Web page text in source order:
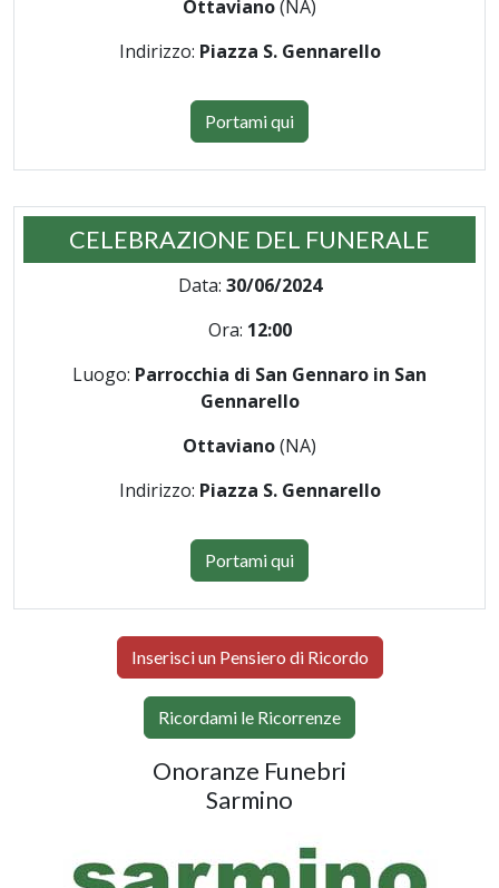
Ottaviano(NA)
Indirizzo: Piazza S. Gennarello
Portami qui
CELEBRAZIONE DEL FUNERALE
Data: 30/06/2024
Ora: 12:00
Luogo: Parrocchia di San Gennaro in San
Gennarello
Ottaviano(NA)
Indirizzo: Piazza S. Gennarello
Portami qui
Inserisci un Pensiero di Ricordo
Ricordami le Ricorrenze
Onoranze Funebri
Sarmino